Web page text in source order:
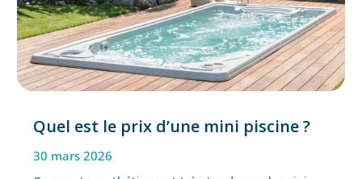
Quel est le prix d’une mini piscine ?
30 mars 2026